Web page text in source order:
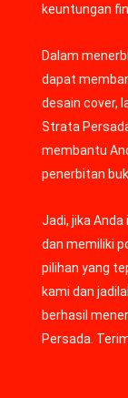
keuntungan
Dalam
dapat
desain cover,
Strata
membantu
penerbitan
Jadi, jika
dan memiliki
pilihan yang
kami dan
berhasil
Persada.